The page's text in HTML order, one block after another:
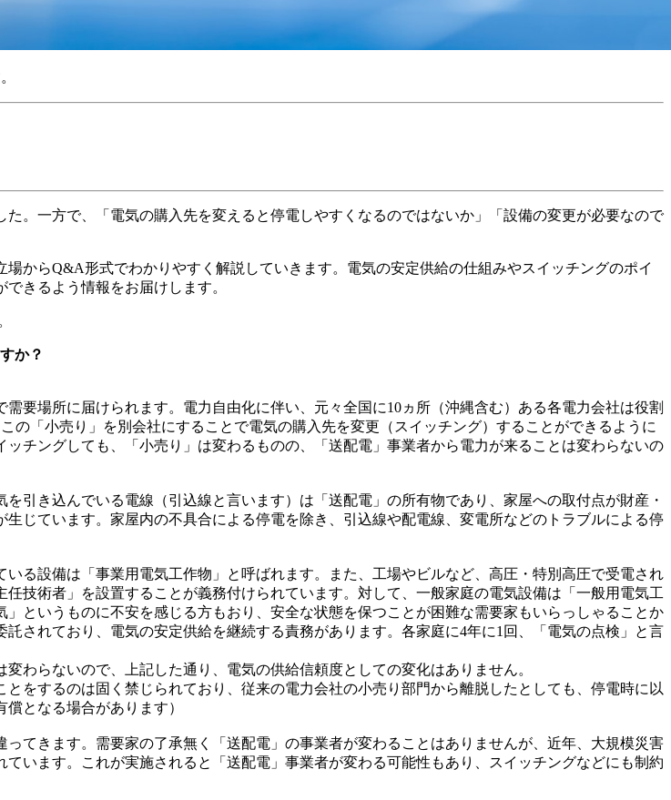
。一方で、「電気の購入先を変えると停電しやすくなるのではないか」「設備の変更が必要なので
からQ&A形式でわかりやすく解説していきます。電気の安定供給の仕組みやスイッチングのポイ
きるよう情報をお届けします。
か？
場所に届けられます。電力自由化に伴い、元々全国に10ヵ所（沖縄含む）ある各電力会社は役割
「小売り」を別会社にすることで電気の購入先を変更（スイッチング）することができるように
チングしても、「小売り」は変わるものの、「送配電」事業者から電力が来ることは変わらないの
引き込んでいる電線（引込線と言います）は「送配電」の所有物であり、家屋への取付点が財産・
じています。家屋内の不具合による停電を除き、引込線や配電線、変電所などのトラブルによる停
る設備は「事業用電気工作物」と呼ばれます。また、工場やビルなど、高圧・特別高圧で受電され
技術者」を設置することが義務付けられています。対して、一般家庭の電気設備は「一般用電気工
というものに不安を感じる方もおり、安全な状態を保つことが困難な需要家もいらっしゃることか
されており、電気の安定供給を継続する責務があります。各家庭に4年に1回、「電気の点検」と言
わらないので、上記した通り、電気の供給信頼度としての変化はありません。
をするのは固く禁じられており、従来の電力会社の小売り部門から離脱したとしても、停電時に以
となる場合があります）
てきます。需要家の了承無く「送配電」の事業者が変わることはありませんが、近年、大規模災害
います。これが実施されると「送配電」事業者が変わる可能性もあり、スイッチングなどにも制約